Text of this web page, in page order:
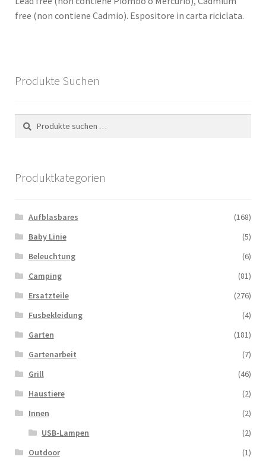
free (non contiene Cadmio). Espositore in carta riciclata.
Produkte Suchen
Suchen
nach:
Suchen
Produktkategorien
Aufblasbares
(168)
Baby Linie
(5)
Beleuchtung
(6)
Camping
(81)
Ersatzteile
(276)
Fusbekleidung
(4)
Garten
(181)
Gartenarbeit
(7)
Grill
(46)
Haustiere
(2)
Innen
(2)
USB-Lampen
(2)
Outdoor
(1)